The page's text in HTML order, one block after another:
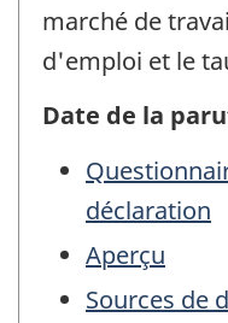
marché de
d'emploi et le
Date de la
déclaration
Aperçu
Sources de